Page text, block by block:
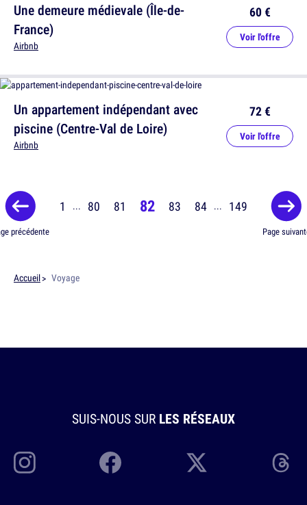
Un appartement indépendant avec
piscine (Centre-Val de Loire)
Airbnb
72 €
Voir l'offre
Une demeure médievale (Île-de-
France)
Airbnb
60 €
Voir l'offre
précédente
1 ... 80 81 82 83 84 ... 149
Page
Accueil Voyage
SUIS-NOUS SUR LES RÉSEAUX